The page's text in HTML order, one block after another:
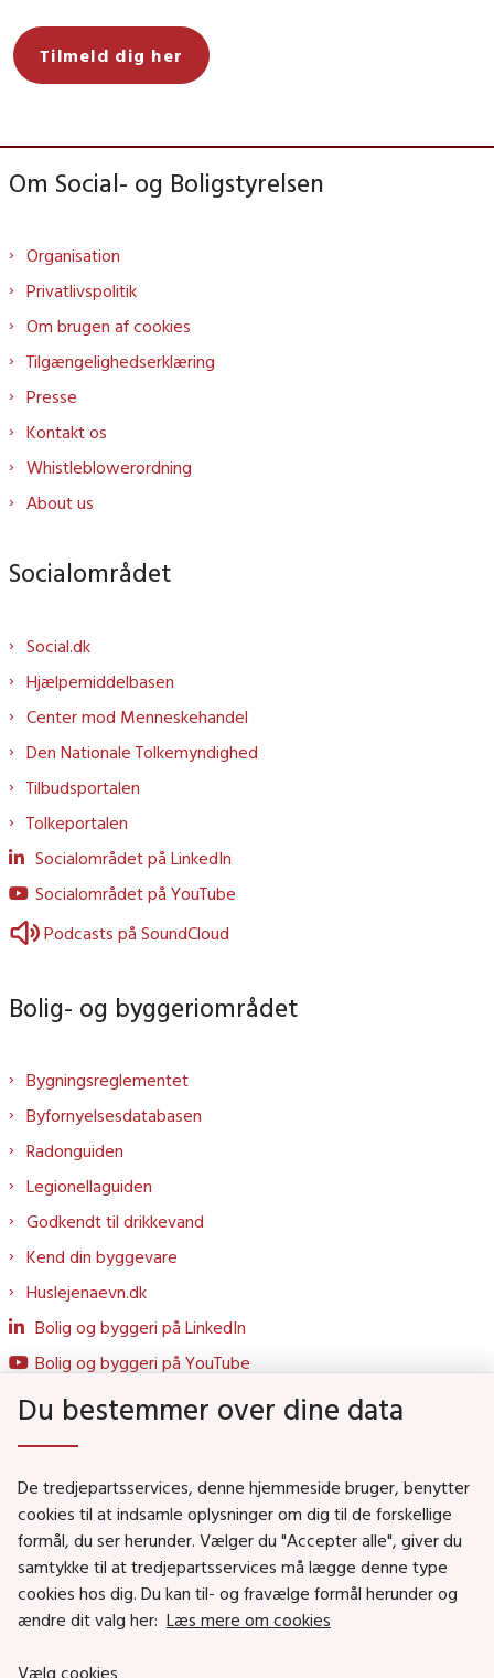
Tilmeld dig her
Om Social- og Boligstyrelsen
Organisation
Privatlivspolitik
Om brugen af cookies
Tilgængelighedserklæring
Presse
Kontakt os
Whistleblowerordning
About us
Socialområdet
Social.dk
Hjælpemiddelbasen
Center mod Menneskehandel
Den Nationale Tolkemyndighed
Tilbudsportalen
Tolkeportalen
Socialområdet på LinkedIn
Socialområdet på YouTube
Podcasts på SoundCloud
Bolig- og byggeriområdet
Bygningsreglementet
Byfornyelsesdatabasen
Radonguiden
Legionellaguiden
Godkendt til drikkevand
Kend din byggevare
Huslejenaevn.dk
Bolig og byggeri på LinkedIn
Bolig og byggeri på YouTube
Social- og Boligministeriet
Job i Social- og Boligstyrelsen
Puljer og tilskud
Nyhedsbreve
Du bestemmer over dine data
De tredjepartsservices, denne hjemmeside bruger, benytter
cookies til at indsamle oplysninger om dig til de forskellige
formål, du ser herunder. Vælger du "Accepter alle", giver du
samtykke til at tredjepartsservices må lægge denne type
cookies hos dig. Du kan til- og fravælge formål herunder og
ændre dit valg her: Læs mere om cookies
Vælg cookies